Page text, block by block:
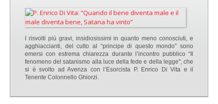
I risvolti più gravi, insidiosissimi in quanto meno conosciuti, e
agghiaccianti, del culto al “principe di questo mondo” sono
emersi con estrema chiarezza durante l’incontro pubblico “Il
fenomeno del satanismo alla luce della fede e della legge", che
si è svolto ad Avenza con l’Esorcista P. Enrico Di Vita e il
Tenente Colonnello Ghiorzi.